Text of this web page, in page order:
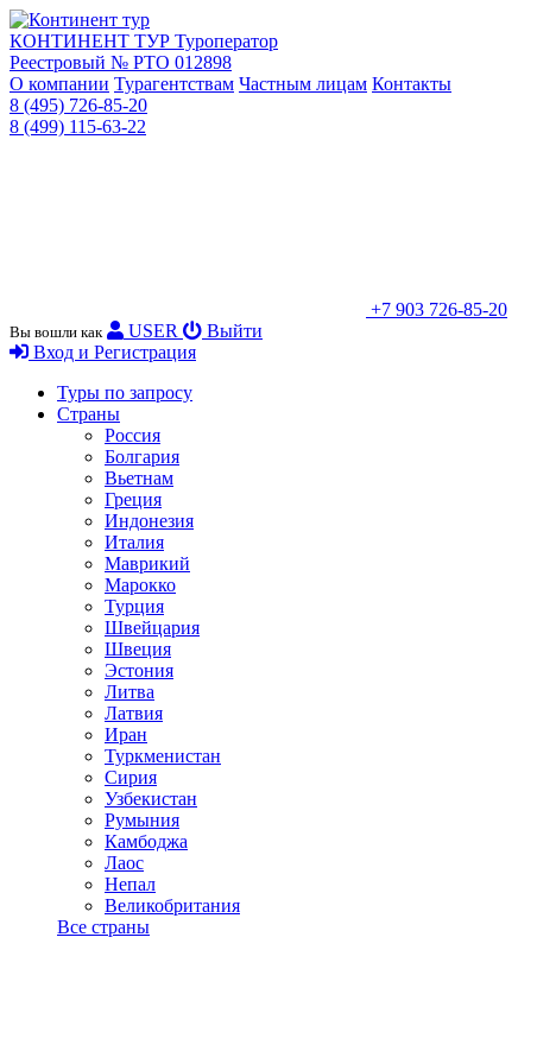
КОНТИНЕНТ ТУР Туроператор
Реестровый № РТО 012898
О компании Турагентствам Частным лицам Контакты
8 (495) 726-85-20
8 (499) 115-63-22
+7 903 726-85-20
Вы вошли как USER
Выйти
Вход и Регистрация
Туры по запросу
Страны
Россия
Болгария
Вьетнам
Греция
Индонезия
Италия
Маврикий
Марокко
Турция
Швейцария
Швеция
Эстония
Литва
Латвия
Иран
Туркменистан
Сирия
Узбекистан
Румыния
Камбоджа
Лаос
Непал
Великобритания
Все страны